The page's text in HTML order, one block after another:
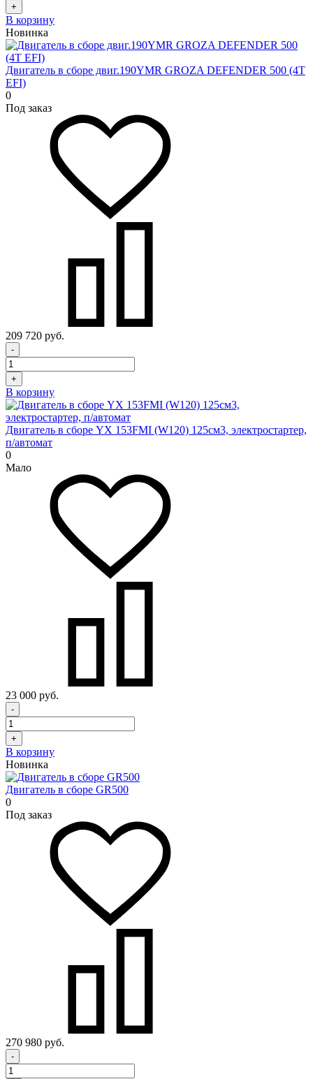
+
В корзину
Новинка
Двигатель в сборе двиг.190YMR GROZA DEFENDER 500 (4T
EFI)
0
Под заказ
209 720 руб.
-
+
В корзину
Двигатель в сборе YX 153FMI (W120) 125см3, электростартер,
п/автомат
0
Мало
23 000 руб.
-
+
В корзину
Новинка
Двигатель в сборе GR500
0
Под заказ
270 980 руб.
-